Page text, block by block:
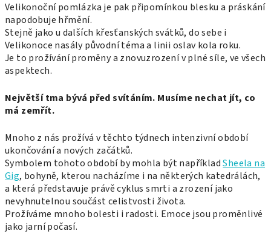
Velikonoční pomlázka je pak připomínkou blesku a práskání
napodobuje hřmění.
Stejně jako u dalších křesťanských svátků, do sebe i
Velikonoce nasály původní téma a linii oslav kola roku.
Je to prožívání proměny a znovuzrození v plné síle, ve všech
aspektech.
Největší tma bývá před svítáním. Musíme nechat jít, co
má zemřít.
Mnoho z nás prožívá v těchto týdnech intenzivní období
ukončování a nových začátků.
Symbolem tohoto období by mohla být napříkladSheela na
Gig, bohyně, kterou nacházíme i na některých katedrálách,
a která představuje právě cyklus smrti a zrození jako
nevyhnutelnou součást celistvosti života.
Prožíváme mnoho bolesti i radosti. Emoce jsou proměnlivé
jako jarní počasí.